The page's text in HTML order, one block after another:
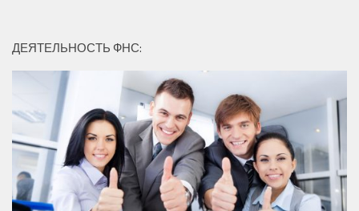
ДЕЯТЕЛЬНОСТЬ ФНС: